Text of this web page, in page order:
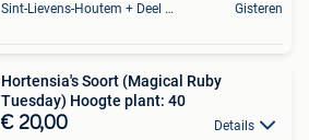
Sint-Lievens-Houtem + Deel Oombergen Gisteren
Hortensia's Soort (Magical Ruby
Tuesday) Hoogte plant: 40
€ 20,00 Details